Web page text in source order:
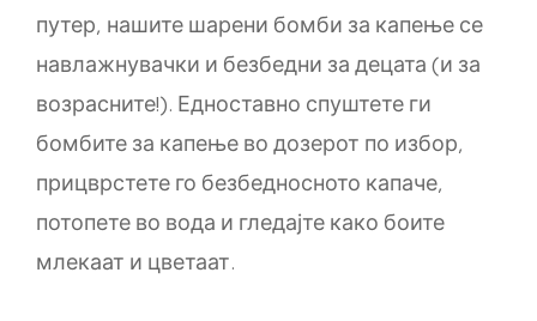
путер, нашите шарени бомби за капење се
навлажнувачки и безбедни за децата (и за
возрасните!). Едноставно спуштете ги
бомбите за капење во дозерот по избор,
прицврстете го безбедносното капаче,
потопете во вода и гледајте како боите
млекаат и цветаат.